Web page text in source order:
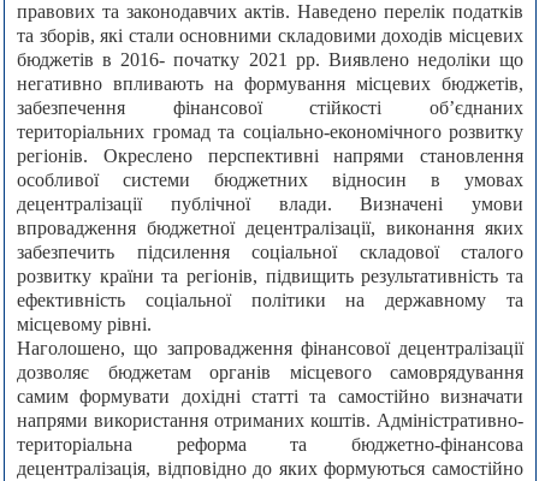
правових та законодавчих актів. Наведено перелік податків
та зборів, які стали основними складовими доходів місцевих
бюджетів в 2016- початку 2021 рр. Виявлено недоліки що
негативно впливають на формування місцевих бюджетів,
забезпечення фінансової стійкості об’єднаних
територіальних громад та соціально-економічного розвитку
регіонів. Окреслено перспективні напрями становлення
особливої системи бюджетних відносин в умовах
децентралізації публічної влади. Визначені умови
впровадження бюджетної децентралізації, виконання яких
забезпечить підсилення соціальної складової сталого
розвитку країни та регіонів, підвищить результативність та
ефективність соціальної політики на державному та
місцевому рівні.
Наголошено, що запровадження фінансової децентралізації
дозволяє бюджетам органів місцевого самоврядування
самим формувати дохідні статті та самостійно визначати
напрями використання отриманих коштів. Адміністративно-
територіальна реформа та бюджетно-фінансова
децентралізація, відповідно до яких формуються самостійно